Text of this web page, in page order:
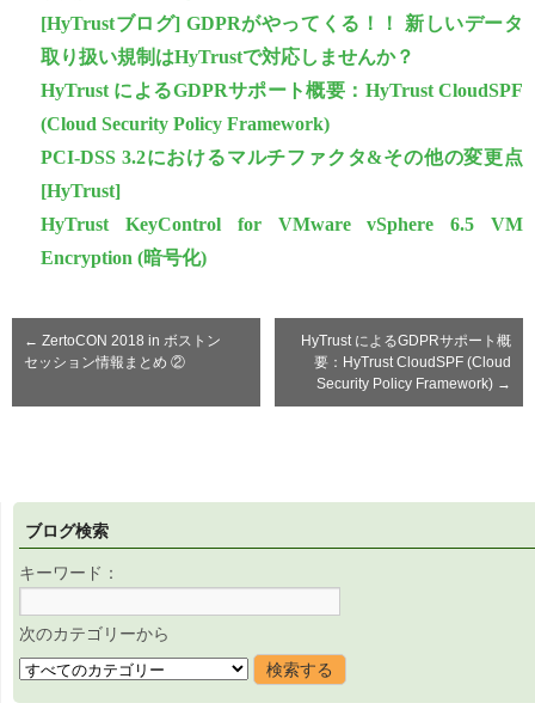
[HyTrustブログ] GDPRがやってくる！！ 新しいデータ
取り扱い規制はHyTrustで対応しませんか？
HyTrust によるGDPRサポート概要：HyTrust CloudSPF
(Cloud Security Policy Framework)
PCI-DSS 3.2におけるマルチファクタ&その他の変更点
[HyTrust]
HyTrust KeyControl for VMware vSphere 6.5 VM
Encryption (暗号化)
← ZertoCON 2018 in ボストン
セッション情報まとめ ②
HyTrust によるGDPRサポート概
要：HyTrust CloudSPF (Cloud
Security Policy Framework) →
ブログ検索
キーワード：
次のカテゴリーから